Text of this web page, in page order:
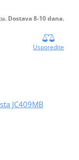
Dostava 8-10 dana.
Usporedite
JC409MB